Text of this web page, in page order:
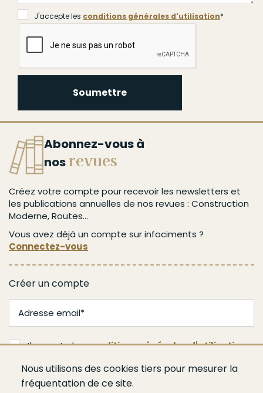
Nous utilisons des cookies tiers pour mesurer la
fréquentation de ce site.
J'accepte les conditions générales d'utilisation*
Soumettre
Abonnez-vous à
nosrevues
Créez votre compte pour recevoir les newsletters et
les publications annuelles de nos revues : Construction
Moderne, Routes...
Vous avez déjà un compte sur infociments ?
Connectez-vous
Créer un compte
J'accepte lesconditions générales d'utilisation
Je m'abonne